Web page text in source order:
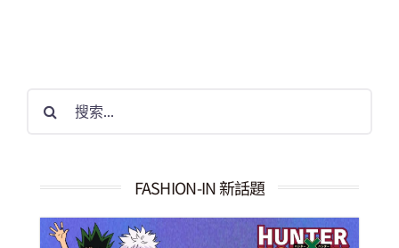
果：
FASHION-IN 新話題